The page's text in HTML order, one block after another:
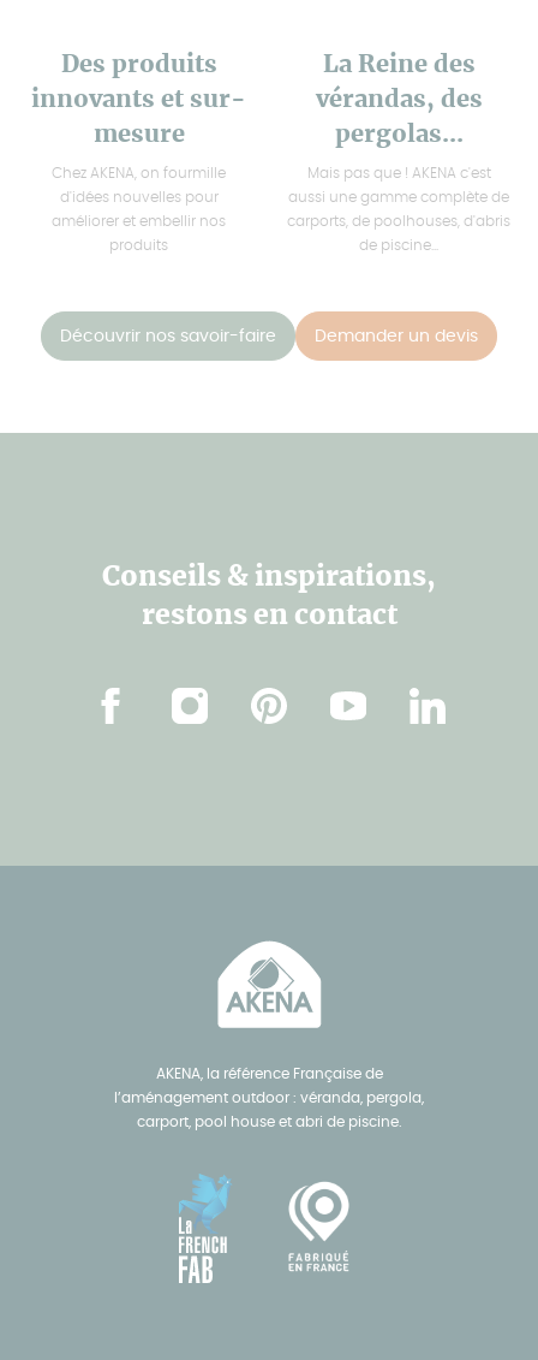
Des produits
innovants et sur-
mesure
Chez AKENA, on fourmille
d'idées nouvelles pour
améliorer et embellir nos
produits
La Reine des
vérandas, des
pergolas...
Mais pas que ! AKENA c'est
aussi une gamme complète de
carports, de poolhouses, d'abris
de piscine...
Découvrir nos savoir-faire Demander un devis
AKENA, la référence Française de
l’aménagement outdoor : véranda, pergola,
carport, pool house et abri de piscine.
Conseils & inspirations,
restons en contact
FacebookInstagramPinterestYoutubeLinkedin